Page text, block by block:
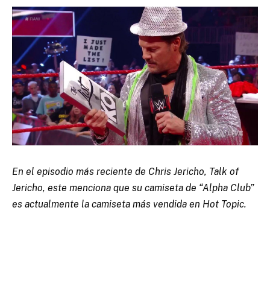
En el episodio más reciente de Chris Jericho, Talk of
Jericho, este menciona que su camiseta de “Alpha Club”
es actualmente la camiseta más vendida en Hot Topic.